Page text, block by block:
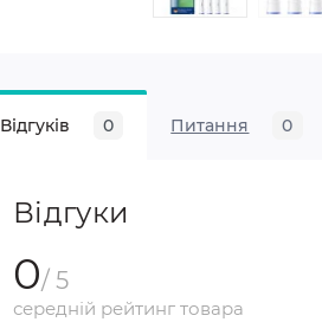
Відгуків 0 Питання 0
Відгуки
0/ 5
середній рейтинг товара